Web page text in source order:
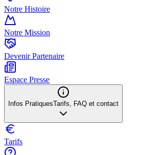
Notre Histoire
Notre Mission
Devenir Partenaire
Espace Presse
Infos PratiquesTarifs, FAQ et contact
Tarifs